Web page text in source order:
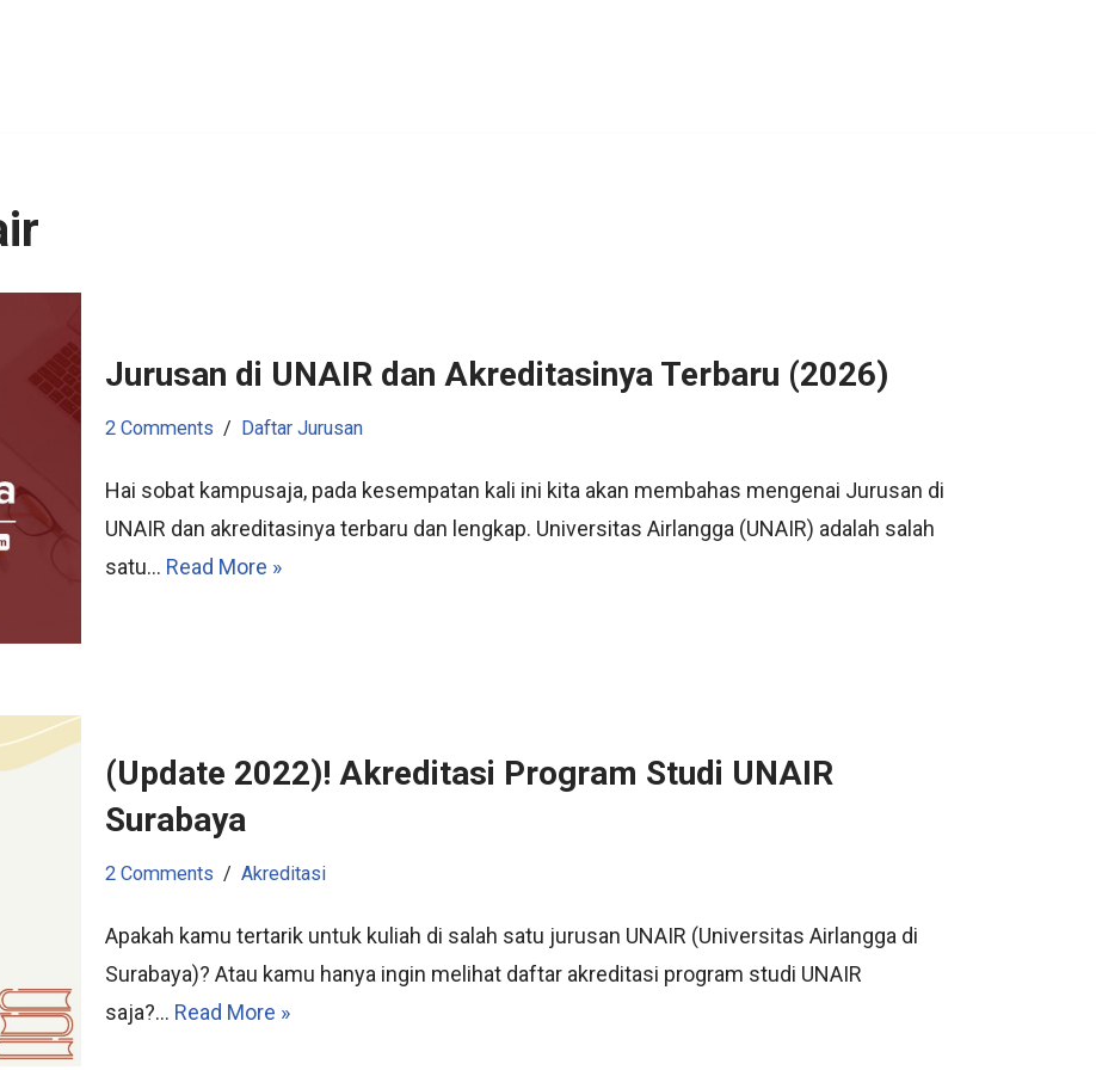
Jurusan di UNAIR dan Akreditasinya Terbaru (2026)
2 Comments Daftar Jurusan
Hai sobat kampusaja, pada kesempatan kali ini kita akan membahas mengenai Jurusan di
UNAIR dan akreditasinya terbaru dan lengkap. Universitas Airlangga (UNAIR) adalah salah
satu… Read More »
(Update 2022)! Akreditasi Program Studi UNAIR
Surabaya
2 Comments Akreditasi
Apakah kamu tertarik untuk kuliah di salah satu jurusan UNAIR (Universitas Airlangga di
Surabaya)? Atau kamu hanya ingin melihat daftar akreditasi program studi UNAIR
saja?… Read More »